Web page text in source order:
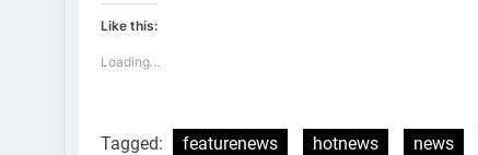
Like this:
Loading...
Tagged: featurenews hotnews news